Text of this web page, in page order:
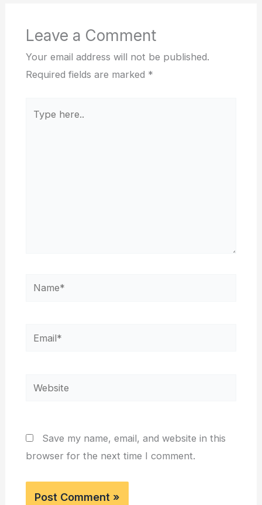
Leave a Comment
Your email address will not be published.
Required fields are marked *
here..
Name*
Email*
Website
Save my name, email, and website in this
browser for the next time I comment.